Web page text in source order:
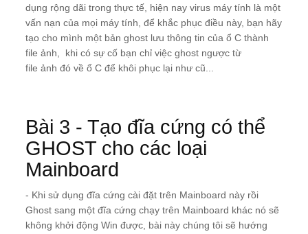
dụng rộng dãi trong thực tế, hiện nay virus máy tính là một
vấn nạn của mọi máy tính, để khắc phục điều này, bạn hãy
tạo cho mình một bản ghost lưu thông tin của ổ C thành
file ảnh, khi có sự cố bạn chỉ việc ghost ngược từ
file ảnh đó về ổ C để khôi phục lại như cũ...
Bài 3 - Tạo đĩa cứng có thể
GHOST cho các loại
Mainboard
- Khi sử dụng đĩa cứng cài đặt trên Mainboard này rồi
Ghost sang một đĩa cứng chạy trên Mainboard khác nó sẽ
không khởi động Win được, bài này chúng tôi sẽ hướng